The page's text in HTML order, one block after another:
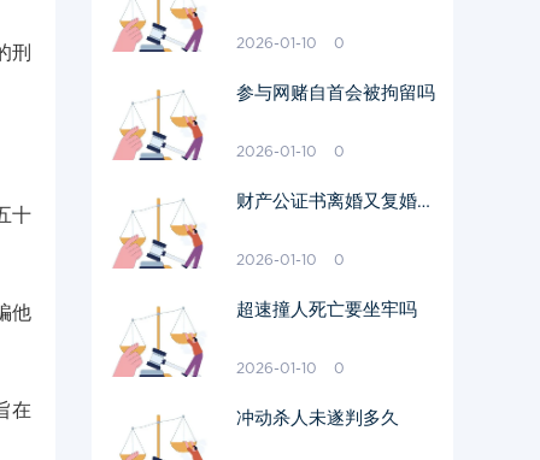
刑
十
他
在
2026-01-10 0
参与网赌自首会被拘留吗
2026-01-10 0
财产公证书离婚又复婚仍
2026-01-10 0
超速撞人死亡要坐牢吗
2026-01-10 0
冲动杀人未遂判多久